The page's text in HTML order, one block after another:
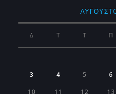
Δ Τ Τ Π
3 4 5 6
10 11 12 13